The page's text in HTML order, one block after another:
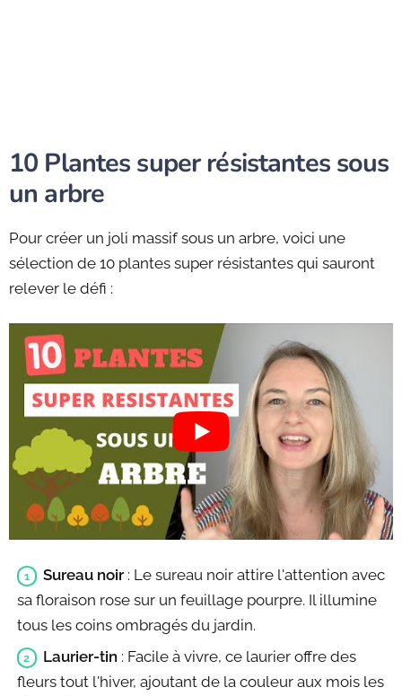
10 Plantes super résistantes sous
un arbre
Pour créer un joli massif sous un arbre, voici une
sélection de 10 plantes super résistantes qui sauront
relever le défi :
Sureau noir: Le sureau noir attire l'attention avec
sa floraison rose sur un feuillage pourpre. Il illumine
tous les coins ombragés du jardin.
Laurier-tin: Facile à vivre, ce laurier offre des
fleurs tout l'hiver, ajoutant de la couleur aux mois les